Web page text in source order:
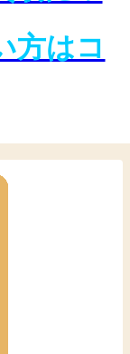
方はコ